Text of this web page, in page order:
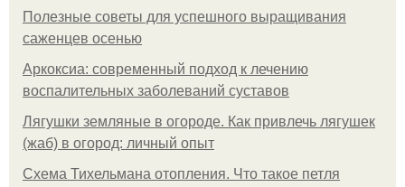
Полезные советы для успешного выращивания
саженцев осенью
Аркоксиа: современный подход к лечению
воспалительных заболеваний суставов
Лягушки земляные в огороде. Как привлечь лягушек
(жаб) в огород: личный опыт
Схема Тихельмана отопления. Что такое петля